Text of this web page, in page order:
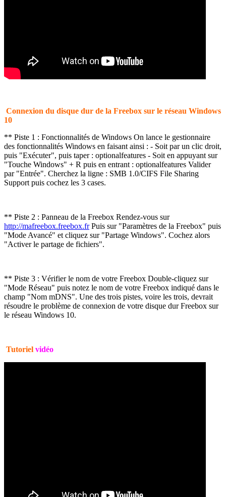
Connexion du disque dur de la Freebox sur le réseau Windows
10
** Piste 1 : Fonctionnalités de Windows On lance le gestionnaire
des fonctionnalités Windows en faisant ainsi : - Soit par un clic droit,
puis "Exécuter", puis taper : optionalfeatures - Soit en appuyant sur
"Touche Windows" + R puis en entrant : optionalfeatures Valider
par "Entrée". Cherchez la ligne : SMB 1.0/CIFS File Sharing
Support puis cochez les 3 cases.
** Piste 2 : Panneau de la Freebox Rendez-vous sur
http://mafreebox.freebox.frPuis sur "Paramètres de la Freebox" puis
"Mode Avancé" et cliquez sur "Partage Windows". Cochez alors
"Activer le partage de fichiers".
** Piste 3 : Vérifier le nom de votre Freebox Double-cliquez sur
"Mode Réseau" puis notez le nom de votre Freebox indiqué dans le
champ "Nom mDNS". Une des trois pistes, voire les trois, devrait
résoudre le problème de connexion de votre disque dur Freebox sur
le réseau Windows 10.
Tutoriel vidéo